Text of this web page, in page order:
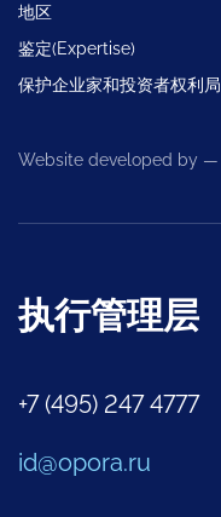
地区
鉴定(Expertise)
保护企业家和投资者权利局
Website developed by —
执行管理层
+7 (495) 247 4777
id@opora.ru